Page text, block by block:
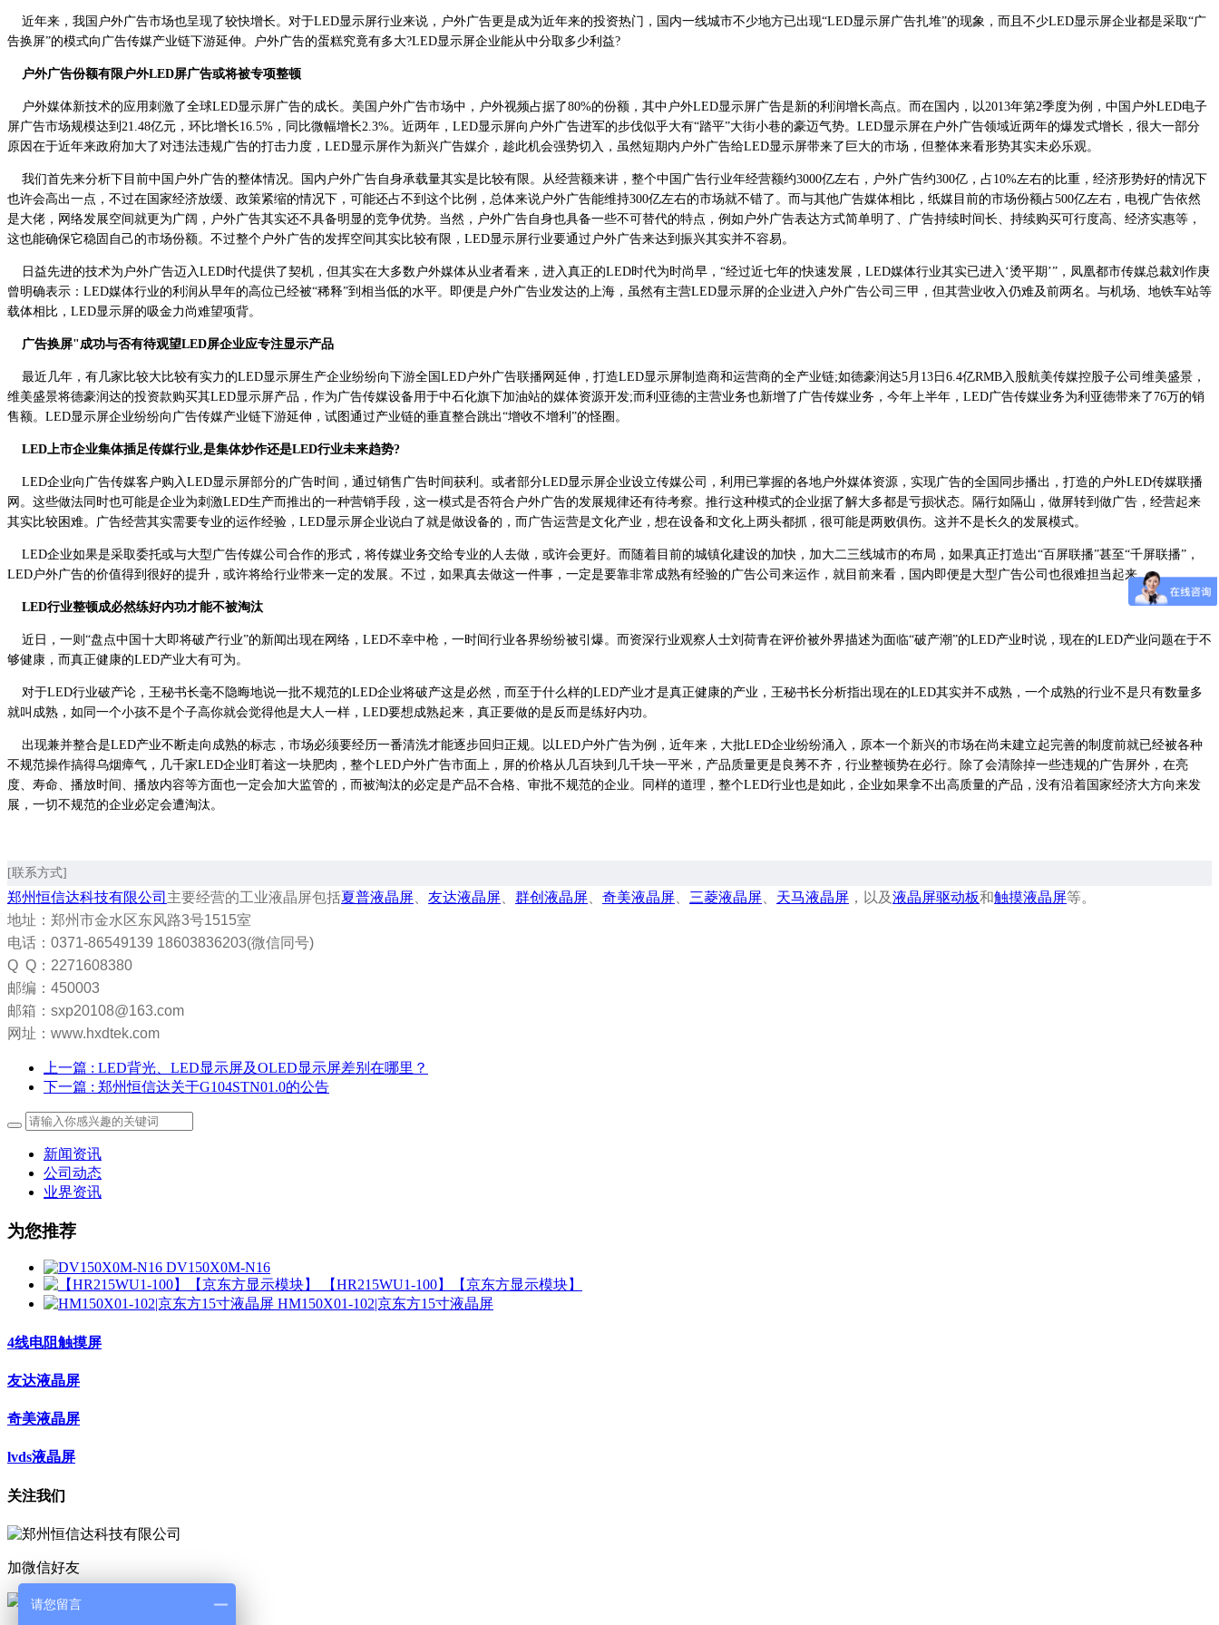
近年来，我国户外广告市场也呈现了较快增长。对于LED显示屏行业来说，户外广告更是成为近年来的投资热门，国内一线城市不少地方已出现“LED显示屏广告扎堆”的现象，而且不少LED显示屏企业都是采取“广
告换屏”的模式向广告传媒产业链下游延伸。户外广告的蛋糕究竟有多大?LED显示屏企业能从中分取多少利益?
户外广告份额有限户外LED屏广告或将被专项整顿
户外媒体新技术的应用刺激了全球LED显示屏广告的成长。美国户外广告市场中，户外视频占据了80%的份额，其中户外LED显示屏广告是新的利润增长高点。而在国内，以2013年第2季度为例，中国户外LED电子
屏广告市场规模达到21.48亿元，环比增长16.5%，同比微幅增长2.3%。近两年，LED显示屏向户外广告进军的步伐似乎大有“踏平”大街小巷的豪迈气势。LED显示屏在户外广告领域近两年的爆发式增长，很大一部分
原因在于近年来政府加大了对违法违规广告的打击力度，LED显示屏作为新兴广告媒介，趁此机会强势切入，虽然短期内户外广告给LED显示屏带来了巨大的市场，但整体来看形势其实未必乐观。
我们首先来分析下目前中国户外广告的整体情况。国内户外广告自身承载量其实是比较有限。从经营额来讲，整个中国广告行业年经营额约3000亿左右，户外广告约300亿，占10%左右的比重，经济形势好的情况下
也许会高出一点，不过在国家经济放缓、政策紧缩的情况下，可能还占不到这个比例，总体来说户外广告能维持300亿左右的市场就不错了。而与其他广告媒体相比，纸媒目前的市场份额占500亿左右，电视广告依然
是大佬，网络发展空间就更为广阔，户外广告其实还不具备明显的竞争优势。当然，户外广告自身也具备一些不可替代的特点，例如户外广告表达方式简单明了、广告持续时间长、持续购买可行度高、经济实惠等，
这也能确保它稳固自己的市场份额。不过整个户外广告的发挥空间其实比较有限，LED显示屏行业要通过户外广告来达到振兴其实并不容易。
日益先进的技术为户外广告迈入LED时代提供了契机，但其实在大多数户外媒体从业者看来，进入真正的LED时代为时尚早，“经过近七年的快速发展，LED媒体行业其实已进入‘烫平期’”，凤凰都市传媒总裁刘作庚
曾明确表示：LED媒体行业的利润从早年的高位已经被“稀释”到相当低的水平。即便是户外广告业发达的上海，虽然有主营LED显示屏的企业进入户外广告公司三甲，但其营业收入仍难及前两名。与机场、地铁车站等
载体相比，LED显示屏的吸金力尚难望项背。
广告换屏"成功与否有待观望LED屏企业应专注显示产品
最近几年，有几家比较大比较有实力的LED显示屏生产企业纷纷向下游全国LED户外广告联播网延伸，打造LED显示屏制造商和运营商的全产业链;如德豪润达5月13日6.4亿RMB入股航美传媒控股子公司维美盛景，
维美盛景将德豪润达的投资款购买其LED显示屏产品，作为广告传媒设备用于中石化旗下加油站的媒体资源开发;而利亚德的主营业务也新增了广告传媒业务，今年上半年，LED广告传媒业务为利亚德带来了76万的销
售额。LED显示屏企业纷纷向广告传媒产业链下游延伸，试图通过产业链的垂直整合跳出“增收不增利”的怪圈。
LED上市企业集体插足传媒行业,是集体炒作还是LED行业未来趋势?
LED企业向广告传媒客户购入LED显示屏部分的广告时间，通过销售广告时间获利。或者部分LED显示屏企业设立传媒公司，利用已掌握的各地户外媒体资源，实现广告的全国同步播出，打造的户外LED传媒联播
网。这些做法同时也可能是企业为刺激LED生产而推出的一种营销手段，这一模式是否符合户外广告的发展规律还有待考察。推行这种模式的企业据了解大多都是亏损状态。隔行如隔山，做屏转到做广告，经营起来
其实比较困难。广告经营其实需要专业的运作经验，LED显示屏企业说白了就是做设备的，而广告运营是文化产业，想在设备和文化上两头都抓，很可能是两败俱伤。这并不是长久的发展模式。
LED企业如果是采取委托或与大型广告传媒公司合作的形式，将传媒业务交给专业的人去做，或许会更好。而随着目前的城镇化建设的加快，加大二三线城市的布局，如果真正打造出“百屏联播”甚至“千屏联播”，
LED户外广告的价值得到很好的提升，或许将给行业带来一定的发展。不过，如果真去做这一件事，一定是要靠非常成熟有经验的广告公司来运作，就目前来看，国内即便是大型广告公司也很难担当起来。
LED行业整顿成必然练好内功才能不被淘汰
近日，一则“盘点中国十大即将破产行业”的新闻出现在网络，LED不幸中枪，一时间行业各界纷纷被引爆。而资深行业观察人士刘荷青在评价被外界描述为面临“破产潮”的LED产业时说，现在的LED产业问题在于不
够健康，而真正健康的LED产业大有可为。
对于LED行业破产论，王秘书长毫不隐晦地说一批不规范的LED企业将破产这是必然，而至于什么样的LED产业才是真正健康的产业，王秘书长分析指出现在的LED其实并不成熟，一个成熟的行业不是只有数量多
就叫成熟，如同一个小孩不是个子高你就会觉得他是大人一样，LED要想成熟起来，真正要做的是反而是练好内功。
出现兼并整合是LED产业不断走向成熟的标志，市场必须要经历一番清洗才能逐步回归正规。以LED户外广告为例，近年来，大批LED企业纷纷涌入，原本一个新兴的市场在尚未建立起完善的制度前就已经被各种
不规范操作搞得乌烟瘴气，几千家LED企业盯着这一块肥肉，整个LED户外广告市面上，屏的价格从几百块到几千块一平米，产品质量更是良莠不齐，行业整顿势在必行。除了会清除掉一些违规的广告屏外，在亮
度、寿命、播放时间、播放内容等方面也一定会加大监管的，而被淘汰的必定是产品不合格、审批不规范的企业。同样的道理，整个LED行业也是如此，企业如果拿不出高质量的产品，没有沿着国家经济大方向来发
展，一切不规范的企业必定会遭淘汰。
[联系方式]
郑州恒信达科技有限公司 主要经营的工业液晶屏包括夏普液晶屏 友达液晶屏 群创液晶屏 奇美液晶屏 三菱液晶屏 天马液晶屏 ，以及液晶屏驱动板和触摸液晶屏等。
地址：郑州市金水区东风路3号1515室
电话：0371-86549139 18603836203(微信同号)
Q Q：2271608380
邮编：450003
邮箱：sxp20108@163.com
网址：www.hxdtek.com
上一篇 : LED背光、LED显示屏及OLED显示屏差别在哪里？
下一篇 : 郑州恒信达关于G104STN01.0的公告
新闻资讯
公司动态
业界资讯
为您推荐
DV150X0M-N16
【HR215WU1-100】【京东方显示模块】
HM150X01-102|京东方15寸液晶屏
4线电阻触摸屏
友达液晶屏
奇美液晶屏
lvds液晶屏
关注我们
加微信好友
请您留言